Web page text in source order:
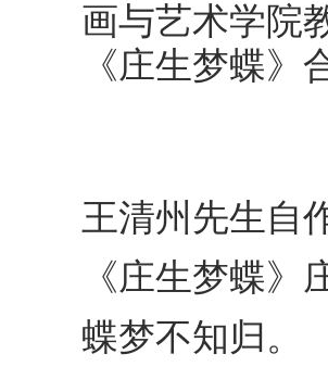
画与艺术学院
《庄生梦蝶》
王清州先生自
《庄生梦蝶》
蝶梦不知归。